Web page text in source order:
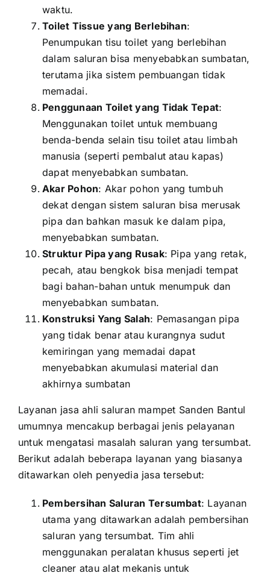
waktu.
Toilet Tissue yang Berlebihan:
Penumpukan tisu toilet yang berlebihan
dalam saluran bisa menyebabkan sumbatan,
terutama jika sistem pembuangan tidak
memadai.
Penggunaan Toilet yang Tidak Tepat:
Menggunakan toilet untuk membuang
benda-benda selain tisu toilet atau limbah
manusia (seperti pembalut atau kapas)
dapat menyebabkan sumbatan.
Akar Pohon: Akar pohon yang tumbuh
dekat dengan sistem saluran bisa merusak
pipa dan bahkan masuk ke dalam pipa,
menyebabkan sumbatan.
Struktur Pipa yang Rusak: Pipa yang retak,
pecah, atau bengkok bisa menjadi tempat
bagi bahan-bahan untuk menumpuk dan
menyebabkan sumbatan.
Konstruksi Yang Salah: Pemasangan pipa
yang tidak benar atau kurangnya sudut
kemiringan yang memadai dapat
menyebabkan akumulasi material dan
akhirnya sumbatan
Layanan jasa ahli saluran mampet Sanden Bantul
umumnya mencakup berbagai jenis pelayanan
untuk mengatasi masalah saluran yang tersumbat.
Berikut adalah beberapa layanan yang biasanya
ditawarkan oleh penyedia jasa tersebut:
Pembersihan Saluran Tersumbat: Layanan
utama yang ditawarkan adalah pembersihan
saluran yang tersumbat. Tim ahli
menggunakan peralatan khusus seperti jet
cleaner atau alat mekanis untuk